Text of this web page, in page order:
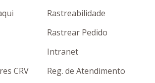
CRV
Rastreabilidade
Rastrear Pedido
Intranet
Reg. de Atendimento